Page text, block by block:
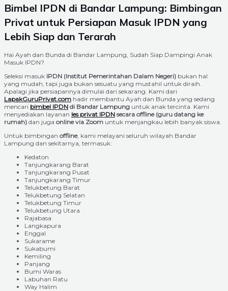
Bimbel IPDN di Bandar Lampung: Bimbingan
Privat untuk Persiapan Masuk IPDN yang
Lebih Siap dan Terarah
Hai Ayah dan Bunda di Bandar Lampung, Sudah Siap Dampingi Anak
Masuk IPDN?
Seleksi masuk IPDN (Institut Pemerintahan Dalam Negeri) bukan hal
yang mudah, tapi juga bukan sesuatu yang mustahil untuk diraih.
Apalagi jika persiapannya dimulai dari sekarang. Kami dari
LapakGuruPrivat.com hadir membantu Ayah dan Bunda yang sedang
mencari bimbel IPDN di Bandar Lampung untuk anak tercinta. Kami
menyediakan layanan les privat IPDN secara offline (guru datang ke
rumah) dan juga online via Zoom untuk menjangkau lebih banyak siswa.
Untuk bimbingan offline, kami melayani seluruh wilayah Bandar
Lampung dan sekitarnya, termasuk:
Kedaton
Tanjungkarang Barat
Tanjungkarang Pusat
Tanjungkarang Timur
Telukbetung Barat
Telukbetung Selatan
Telukbetung Timur
Telukbetung Utara
Rajabasa
Langkapura
Enggal
Sukarame
Sukabumi
Kemiling
Panjang
Bumi Waras
Labuhan Ratu
Way Halim